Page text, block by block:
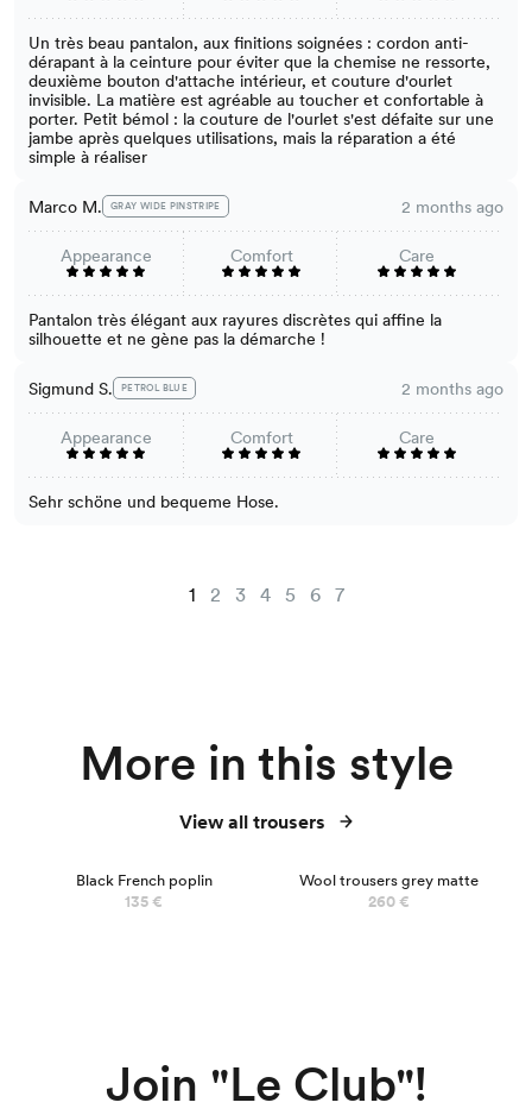
Un très beau pantalon, aux finitions soignées : cordon anti-
dérapant à la ceinture pour éviter que la chemise ne ressorte,
deuxième bouton d'attache intérieur, et couture d'ourlet
invisible. La matière est agréable au toucher et confortable à
porter. Petit bémol : la couture de l'ourlet s'est défaite sur une
jambe après quelques utilisations, mais la réparation a été
simple à réaliser
Marco M. GRAY WIDE PINSTRIPE 2 months ago
Appearance Comfort Care
Pantalon très élégant aux rayures discrètes qui affine la
silhouette et ne gène pas la démarche !
Sigmund S. PETROL BLUE 2 months ago
Appearance Comfort Care
Sehr schöne und bequeme Hose.
1 2 3 4 5 6 7
More in this style
View all trousers
Black French poplin
135 €
Wool trousers grey matte
260 €
Join "Le Club"!